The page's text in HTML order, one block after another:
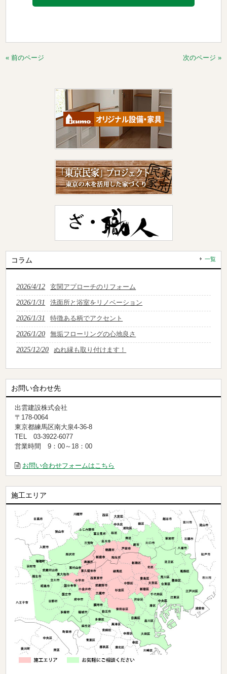
« 前のページ 次のページ »
コラム 一覧
2026/4/12 玄関アプローチのリフォーム
2026/1/31 洗面所と浴室をリノベーション
2026/1/31 特徴ある柄でアクセント
2026/1/20 無垢フローリングの心地良さ
2025/12/20 ぬれ縁も取り付けます！
お問い合わせ先
出雲建設株式会社
〒178-0064
東京都練馬区南大泉4-36-8
TEL 03-3922-6077
営業時間 9：00～18：00
お問い合わせフォームはこちら
施工エリア